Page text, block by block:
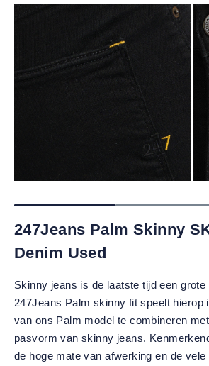
247Jeans Palm Skinny
Denim Used
Skinny jeans is de laatste tijd een grote
247Jeans Palm skinny fit speelt hierop
van ons Palm model te combineren
pasvorm van skinny jeans.
de hoge mate van afwerking en de